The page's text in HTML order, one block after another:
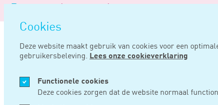
overslaan
Cookies
Deze website maakt gebruik van cookies voor een
gebruikersbeleving. Lees onze cookieverklaring
Functionele cookies
Deze cookies zorgen dat de website normaal
Logo
Noord
Negentig
SEP 12, 2022